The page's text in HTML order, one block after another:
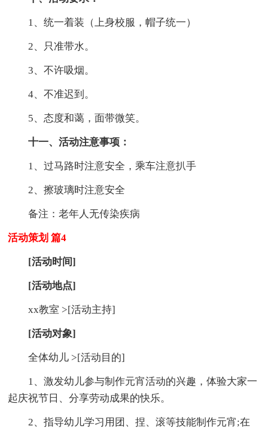
1、统一着装（上身校服，帽子统一）
2、只准带水。
3、不许吸烟。
4、不准迟到。
5、态度和蔼，面带微笑。
十一、活动注意事项：
1、过马路时注意安全，乘车注意扒手
2、擦玻璃时注意安全
备注：老年人无传染疾病
活动策划 篇4
[活动时间]
[活动地点]
xx教室 >[活动主持]
[活动对象]
全体幼儿 >[活动目的]
1、激发幼儿参与制作元宵活动的兴趣，体验大家一
起庆祝节日、分享劳动成果的快乐。
2、指导幼儿学习用团、捏、滚等技能制作元宵;在